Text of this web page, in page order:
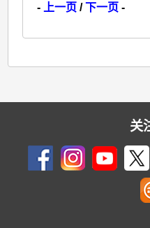
-
上一页 /下一页 -
关